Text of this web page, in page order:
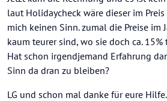
laut Holidaycheck wäre dieser im
mich keinen Sinn. zumal die Preise im
kaum teurer sind, wo sie doch ca.
Hat schon irgendjemand Erfahrung
Sinn da dran zu bleiben?
LG und schon mal danke für eure Hilfe.